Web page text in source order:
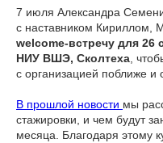
7 июля Александра
с наставником Кириллом,
welcome-встречу для
НИУ ВШЭ, Сколтеха ,
с организацией поближе и
В прошлой новости мы
стажировки, и чем будут
месяца. Благодаря этому